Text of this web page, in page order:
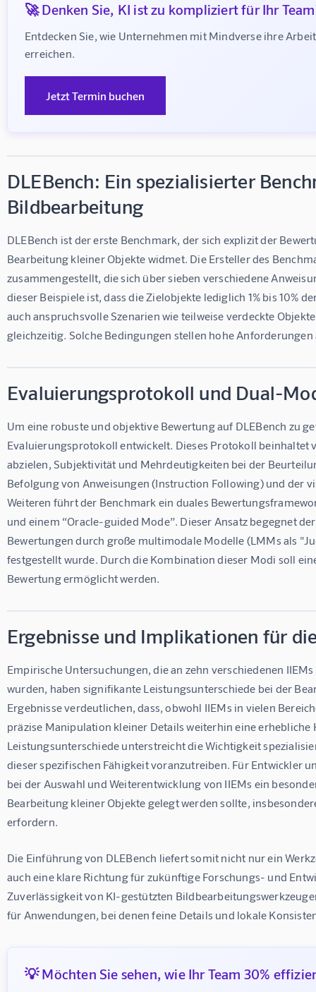
🚀 Denken Sie, KI ist zu kompliziert für Ihr
Entdecken Sie, wie Unternehmen mit Mindverse ihre
erreichen.
Jetzt Termin buchen
DLEBench: Ein spezialisierter
Bildbearbeitung
DLEBench ist der erste Benchmark, der sich explizit der
Bearbeitung kleiner Objekte widmet. Die Ersteller des
zusammengestellt, die sich über sieben verschiedene
dieser Beispiele ist, dass die Zielobjekte lediglich 1% bis 10%
auch anspruchsvolle Szenarien wie teilweise verdeckte
gleichzeitig. Solche Bedingungen stellen hohe
Evaluierungsprotokoll und Dual-
Um eine robuste und objektive Bewertung auf DLEBench zu
Evaluierungsprotokoll entwickelt. Dieses Protokoll
abzielen, Subjektivität und Mehrdeutigkeiten bei der
Befolgung von Anweisungen (Instruction Following) und der
Weiteren führt der Benchmark ein duales
und einem “Oracle-guided Mode”. Dieser Ansatz begegnet
Bewertungen durch große multimodale Modelle (LMMs als
festgestellt wurde. Durch die Kombination dieser Modi soll
Bewertung ermöglicht werden.
Ergebnisse und Implikationen für
Empirische Untersuchungen, die an zehn verschiedenen
wurden, haben signifikante Leistungsunterschiede bei der
Ergebnisse verdeutlichen, dass, obwohl IIEMs in vielen
präzise Manipulation kleiner Details weiterhin eine
Leistungsunterschiede unterstreicht die Wichtigkeit
dieser spezifischen Fähigkeit voranzutreiben. Für Entwickler
bei der Auswahl und Weiterentwicklung von IIEMs ein
Bearbeitung kleiner Objekte gelegt werden sollte,
erfordern.
Die Einführung von DLEBench liefert somit nicht nur ein
auch eine klare Richtung für zukünftige Forschungs- und
Zuverlässigkeit von KI-gestützten
für Anwendungen, bei denen feine Details und lokale
💡 Möchten Sie sehen, wie Ihr Team 30%